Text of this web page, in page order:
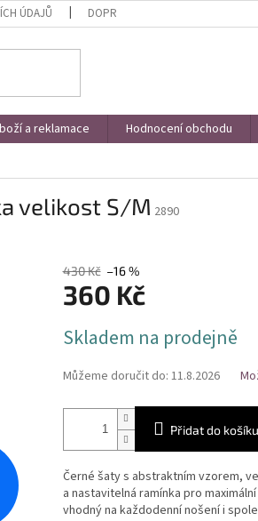
ÚDAJŮ DOPRAVA A PLATBA
a reklamace Hodnocení obchodu
velikost S/M 2890
430 Kč –16 %
360 Kč
cena:
Skladem na prodejně
Můžeme doručit do: 11.8.2026
Přidat do košíku
Černé šaty s abstraktním vzorem,
a nastavitelná ramínka pro
vhodný na každodenní nošení i